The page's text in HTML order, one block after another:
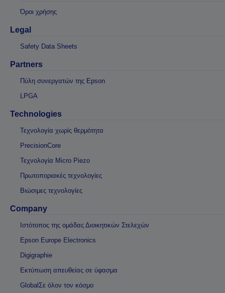
Όροι χρήσης
Legal
Safety Data Sheets
Partners
Πύλη συνεργατών της Epson
LPGA
Technologies
Τεχνολογία χωρίς θερμότητα
PrecisionCore
Τεχνολογία Micro Piezo
Πρωτοποριακές τεχνολογίες
Βιώσιμες τεχνολογίες
Company
Ιστότοπος της ομάδας Διοικητικών Στελεχών
Epson Europe Electronics
Digigraphie
Εκτύπωση απευθείας σε ύφασμα
GlobalΣε όλον τον κόσμο